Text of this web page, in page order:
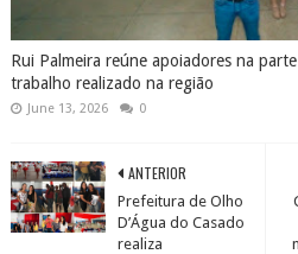
Rui Palmeira reúne apoiadores na
trabalho realizado na região
June 13, 2026 0
ANTERIOR
Prefeitura de Olho
D’Água do Casado
realiza